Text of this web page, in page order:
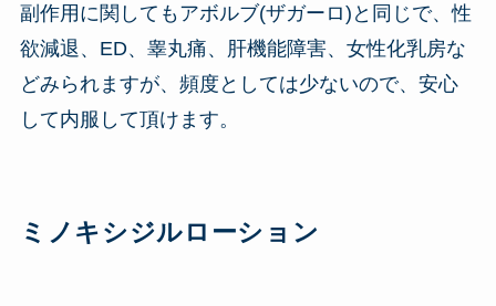
副作用に関してもアボルブ(ザガーロ)と同じで、性
欲減退、ED、睾丸痛、肝機能障害、女性化乳房な
どみられますが、頻度としては少ないので、安心
して内服して頂けます。
ミノキシジルローション